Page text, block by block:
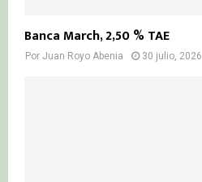
Banca March, 2,50 % TAE
Por Juan Royo Abenia 30 julio, 2026